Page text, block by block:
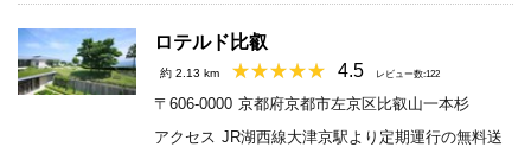
ロテルド比叡
約 2.13 km 4.5 レビュー数:122
〒606-0000 京都府京都市左京区比叡山一本杉
アクセス JR湖西線大津京駅より定期運行の無料送